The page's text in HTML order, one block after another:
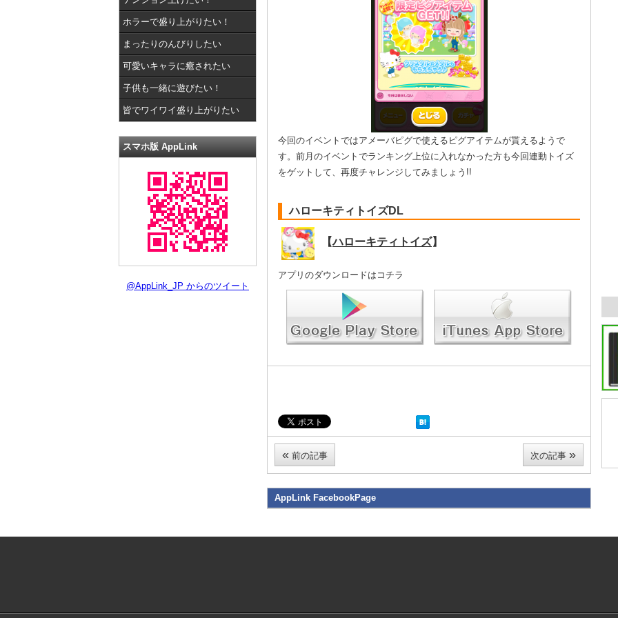
ホラーで盛り上がりたい！
まったりのんびりしたい
可愛いキャラに癒されたい
子供も一緒に遊びたい！
皆でワイワイ盛り上がりたい
スマホ版 AppLink
@AppLink_JP からのツイート
今回のイベントではアメーバピグで使えるピグアイテムが貰えるようで
す。前月のイベントでランキング上位に入れなかった方も今回連動トイズ
をゲットして、再度チャレンジしてみましょう!!
ハローキティトイズDL
【ハローキティトイズ】
アプリのダウンロードはコチラ
« 前の記事 次の記事 »
AppLink FacebookPage